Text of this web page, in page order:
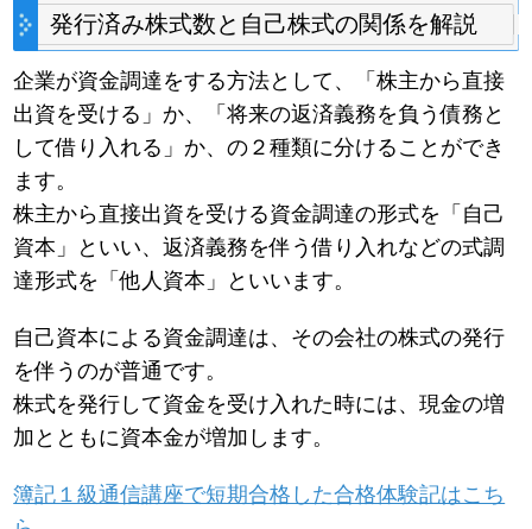
発行済み株式数と自己株式の関係を解説
企業が資金調達をする方法として、「株主から直接
出資を受ける」か、「将来の返済義務を負う債務と
して借り入れる」か、の２種類に分けることができ
ます。
株主から直接出資を受ける資金調達の形式を「自己
資本」といい、返済義務を伴う借り入れなどの式調
達形式を「他人資本」といいます。
自己資本による資金調達は、その会社の株式の発行
を伴うのが普通です。
株式を発行して資金を受け入れた時には、現金の増
加とともに資本金が増加します。
簿記１級通信講座で短期合格した合格体験記はこち